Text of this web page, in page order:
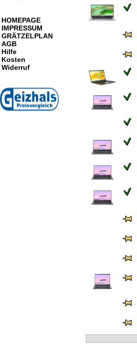
HOMEPAGE
IMPRESSUM
GRÄTZELPLAN
AGB
Hilfe
Kosten
Widerruf